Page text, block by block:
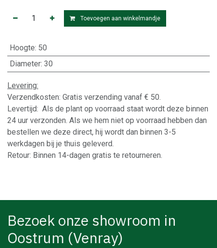
Toevoegen aan winkelmandje
Hoogte: 50
Diameter: 30
Levering:
Verzendkosten: Gratis verzending vanaf € 50.
Levertijd: Als de plant op voorraad staat wordt deze binnen
24 uur verzonden. Als we hem niet op voorraad hebben dan
bestellen we deze direct, hij wordt dan binnen 3-5
werkdagen bij je thuis geleverd.
Retour: Binnen 14-dagen gratis te retourneren.
Bezoek onze showroom in
Oostrum (Venray)